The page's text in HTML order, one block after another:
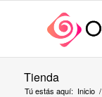
Tienda
Tú estás aquí: Inicio /